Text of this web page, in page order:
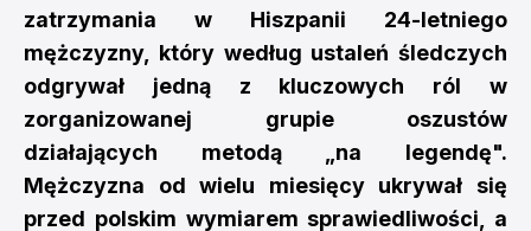
zatrzymania w Hiszpanii 24-letniego
mężczyzny, który według ustaleń śledczych
odgrywał jedną z kluczowych ról w
zorganizowanej grupie oszustów
działających metodą „na legendę".
Mężczyzna od wielu miesięcy ukrywał się
przed polskim wymiarem sprawiedliwości, a